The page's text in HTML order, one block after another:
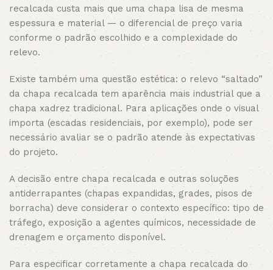
recalcada custa mais que uma chapa lisa de mesma
espessura e material — o diferencial de preço varia
conforme o padrão escolhido e a complexidade do
relevo.
Existe também uma questão estética: o relevo “saltado”
da chapa recalcada tem aparência mais industrial que a
chapa xadrez tradicional. Para aplicações onde o visual
importa (escadas residenciais, por exemplo), pode ser
necessário avaliar se o padrão atende às expectativas
do projeto.
A decisão entre chapa recalcada e outras soluções
antiderrapantes (chapas expandidas, grades, pisos de
borracha) deve considerar o contexto específico: tipo de
tráfego, exposição a agentes químicos, necessidade de
drenagem e orçamento disponível.
Para especificar corretamente a chapa recalcada do